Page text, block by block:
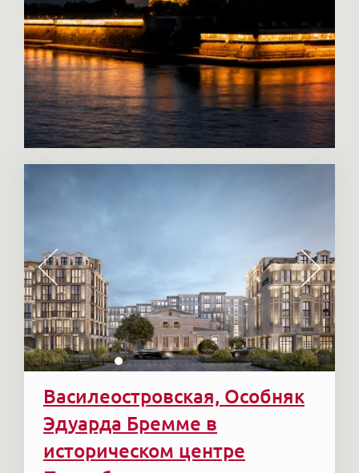
Василеостровская, Особняк
Эдуарда Бремме в
историческом центре